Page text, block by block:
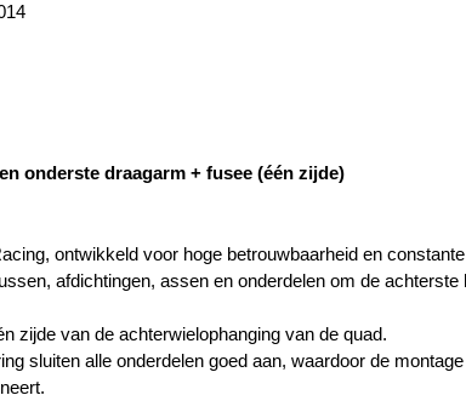
onderste draagarm + fusee (één zijde)
ontwikkeld voor hoge betrouwbaarheid en
afdichtingen, assen en onderdelen om de
zijde van de achterwielophanging van de quad.
sluiten alle onderdelen goed aan, waardoor de